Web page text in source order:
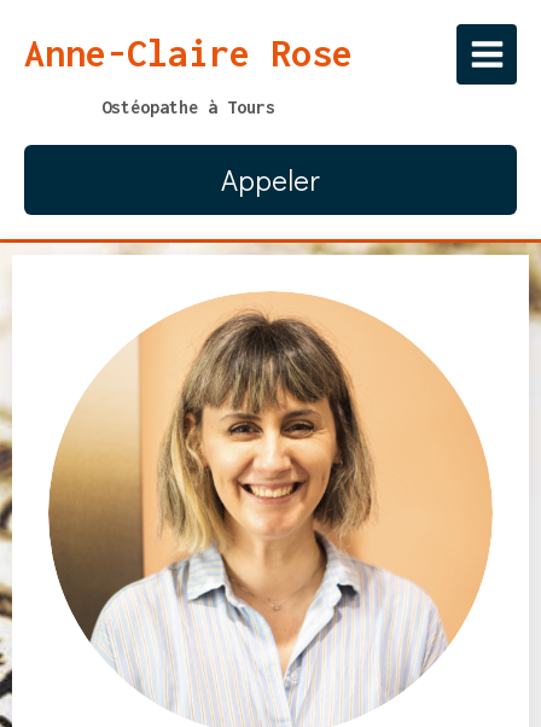
Anne-Claire Rose
Ostéopathe à Tours
Appeler